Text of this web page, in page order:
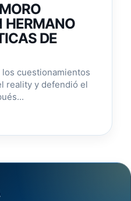
HERMANO
DE
cuestionamientos
reality y defendió el